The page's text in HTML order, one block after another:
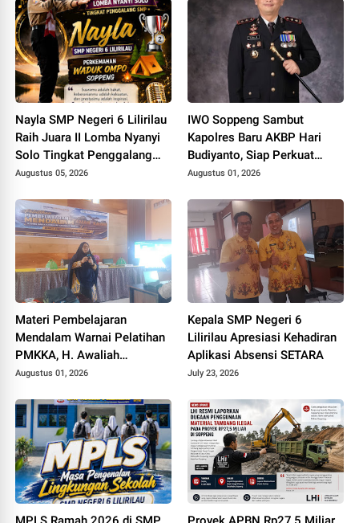
Nayla SMP Negeri 6 Lilirilau
Raih Juara II Lomba Nyanyi
Solo Tingkat Penggalang
SMP se Kabupaten Soppeng.
Augustus 05, 2026
IWO Soppeng Sambut
Kapolres Baru AKBP Hari
Budiyanto, Siap Perkuat
Sinergi dengan Polri
Augustus 01, 2026
Materi Pembelajaran
Mendalam Warnai Pelatihan
PMKKA, H. Awaliah
Tekankan Pembelajaran
Augustus 01, 2026
Kepala SMP Negeri 6
Lilirilau Apresiasi Kehadiran
Aplikasi Absensi SETARA
July 23, 2026